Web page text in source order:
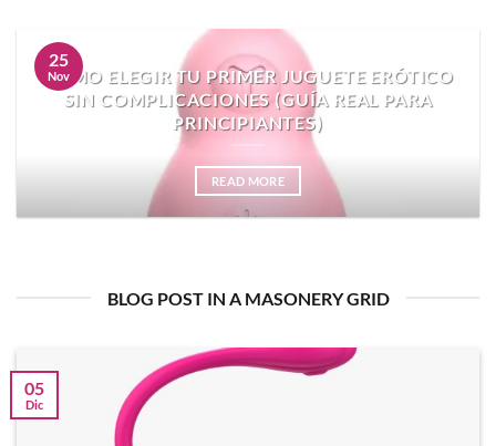
CÓMO ELEGIR TU PRIMER JUGUETE ERÓTICO
SIN COMPLICACIONES (GUÍA REAL PARA
PRINCIPIANTES)
READ MORE
25
Nov
BLOG POST IN A MASONERY GRID
05
Dic